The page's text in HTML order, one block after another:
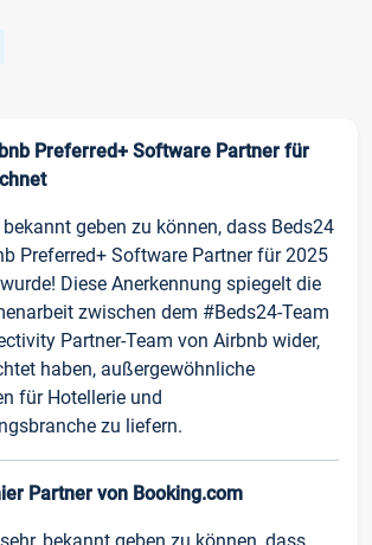
Preferred+ Software Partner für
geben zu können, dass Beds24
Preferred+ Software Partner für 2025
Diese Anerkennung spiegelt die
zwischen dem #Beds24-Team
Partner-Team von Airbnb wider,
haben, außergewöhnliche
für Hotellerie und
zu liefern.
Partner von Booking.com